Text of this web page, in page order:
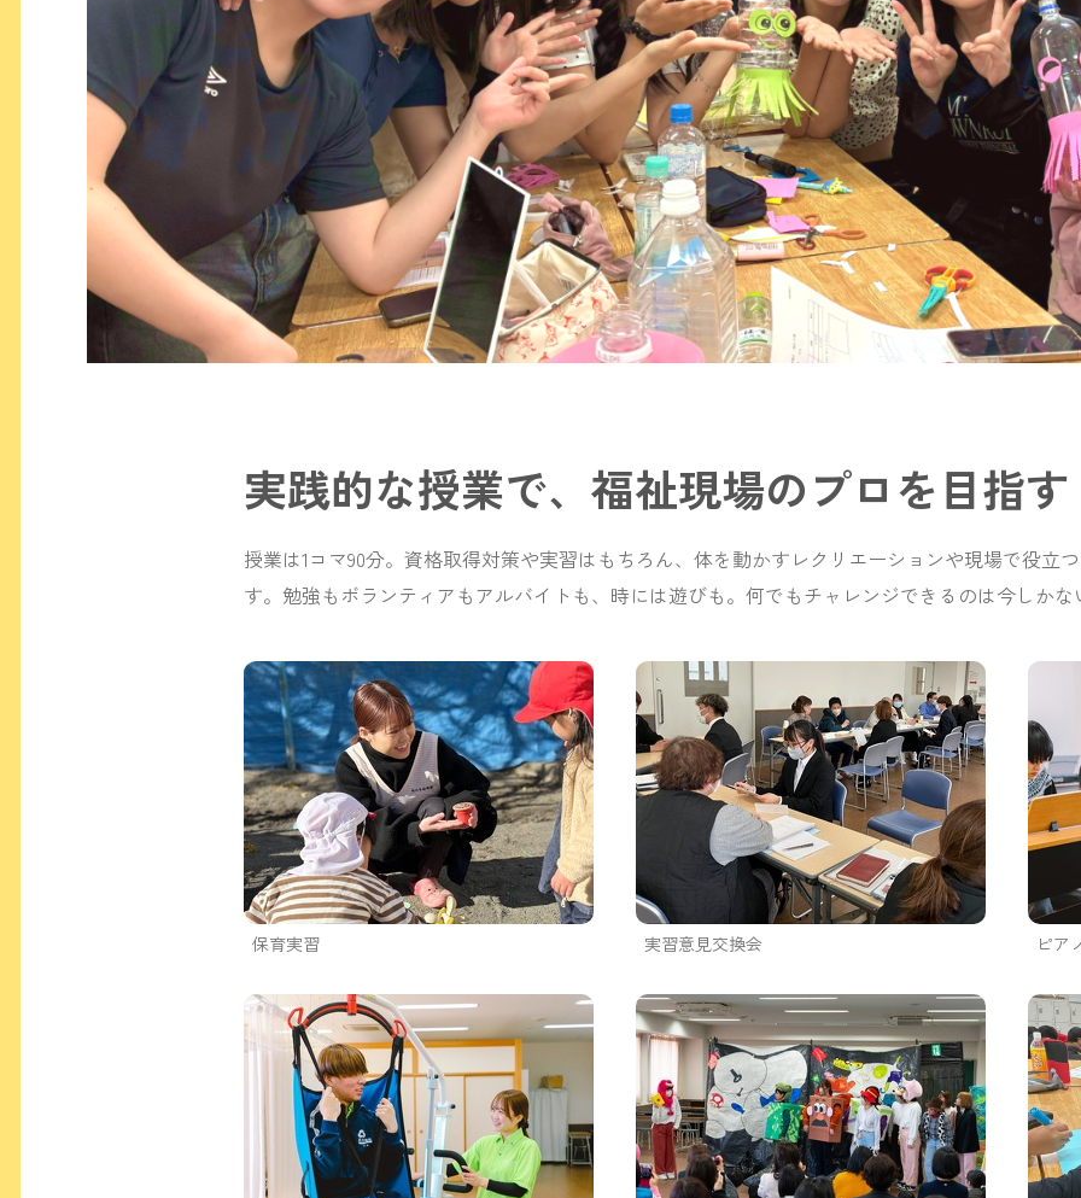
実践的な授業で、福祉現場のプロを目指
授業は1コマ90分。資格取得対策や実習はもちろん、体を動かすレクリエーションや現場で役立
す。勉強もボランティアもアルバイトも、時には遊びも。何でもチャレンジできるのは今しかな
保育実習 実習意見交換会 ピア